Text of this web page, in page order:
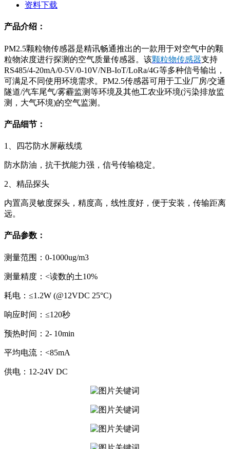
资料下载
产品介绍：
PM2.5颗粒物传感器是精讯畅通推出的一款用于对空气中的颗
粒物浓度进行探测的空气质量传感器。该颗粒物传感器支持
RS485/4-20mA/0-5V/0-10V/NB-IoT/LoRa/4G等多种信号输出，
可满足不同使用环境需求。PM2.5传感器可用于工业厂房/交通
隧道/汽车尾气/雾霾监测等环境及其他工农业环境(污染排放监
测，大气环境)的空气监测。
产品细节：
1、四芯防水屏蔽线缆
防水防油，抗干扰能力强，信号传输稳定。
2、精品探头
内置高灵敏度探头，精度高，线性度好，便于安装，传输距离
远。
产品参数：
测量范围：0-1000ug/m3
测量精度：<读数的土10%
耗电：≤1.2W (@12VDC 25°C)
响应时间：≤120秒
预热时间：2- 10min
平均电流：<85mA
供电：12-24V DC